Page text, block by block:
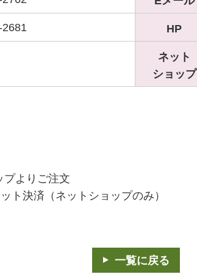
HP
ネット
ショップ
プよりご注文
ト決済（ネットショップのみ）
一覧に戻る